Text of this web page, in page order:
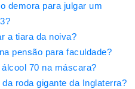
demora para julgar um
a tiara da noiva?
pensão para faculdade?
70 na máscara?
roda gigante da Inglaterra?